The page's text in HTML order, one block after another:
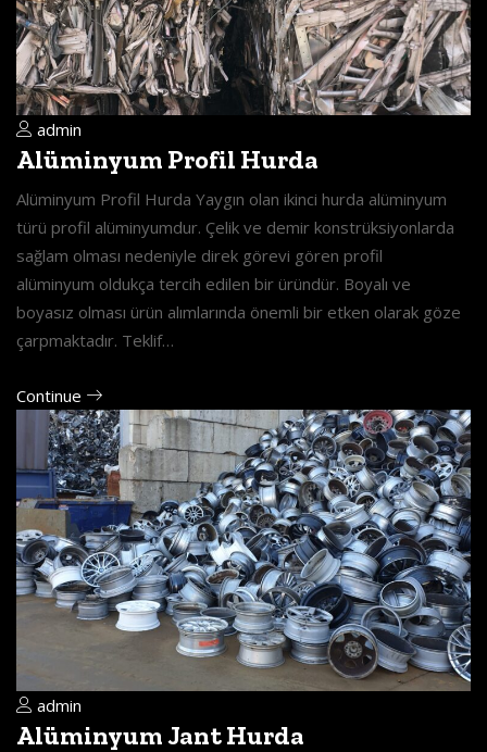
admin
Alüminyum Profil Hurda
Alüminyum Profil Hurda Yaygın olan ikinci hurda alüminyum
türü profil alüminyumdur. Çelik ve demir konstrüksiyonlarda
sağlam olması nedeniyle direk görevi gören profil
alüminyum oldukça tercih edilen bir üründür. Boyalı ve
boyasız olması ürün alımlarında önemli bir etken olarak göze
çarpmaktadır. Teklif…
Continue
admin
Alüminyum Jant Hurda